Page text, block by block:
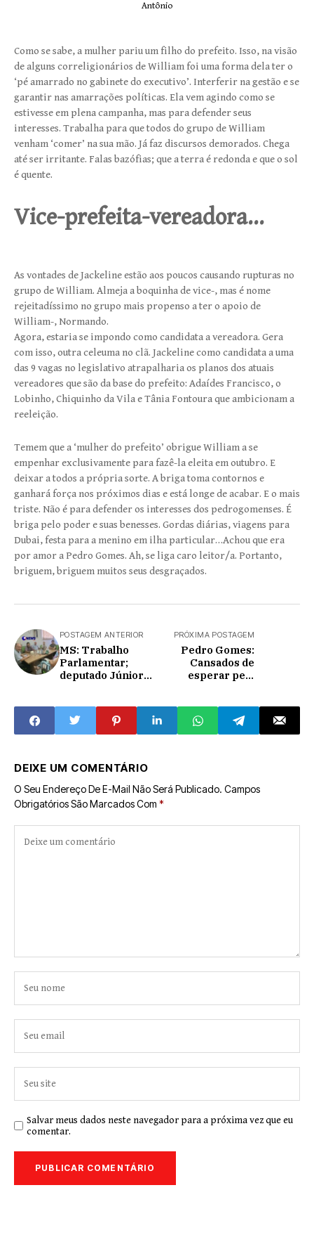
Antônio
Como se sabe, a mulher pariu um filho do prefeito. Isso, na visão
de alguns correligionários de William foi uma forma dela ter o
‘pé amarrado no gabinete do executivo’. Interferir na gestão e se
garantir nas amarrações políticas. Ela vem agindo como se
estivesse em plena campanha, mas para defender seus
interesses. Trabalha para que todos do grupo de William
venham ‘comer’ na sua mão. Já faz discursos demorados. Chega
até ser irritante. Falas bazófias; que a terra é redonda e que o sol
é quente.
Vice-prefeita-vereadora…
As vontades de Jackeline estão aos poucos causando rupturas no
grupo de William. Almeja a boquinha de vice-, mas é nome
rejeitadíssimo no grupo mais propenso a ter o apoio de
William-, Normando.
Agora, estaria se impondo como candidata a vereadora. Gera
com isso, outra celeuma no clã. Jackeline como candidata a uma
das 9 vagas no legislativo atrapalharia os planos dos atuais
vereadores que são da base do prefeito: Adaídes Francisco, o
Lobinho, Chiquinho da Vila e Tânia Fontoura que ambicionam a
reeleição.
Temem que a ‘mulher do prefeito’ obrigue William a se
empenhar exclusivamente para fazê-la eleita em outubro. E
deixar a todos a própria sorte. A briga toma contornos e
ganhará força nos próximos dias e está longe de acabar. E o mais
triste. Não é para defender os interesses dos pedrogomenses. É
briga pelo poder e suas benesses. Gordas diárias, viagens para
Dubai, festa para a menino em ilha particular…Achou que era
por amor a Pedro Gomes. Ah, se liga caro leitor/a. Portanto,
briguem, briguem muitos seus desgraçados.
POSTAGEM ANTERIOR
MS: Trabalho
Parlamentar;
deputado Júnior
beneficiam
Amambai, Coxim e
Costa Rica
PRÓXIMA POSTAGEM
Pedro Gomes:
Cansados de
esperar pela
unem concertam
estrada para evitar
atoleiro
DEIXE UM COMENTÁRIO
O Seu Endereço De E-Mail Não Será Publicado. Campos
Obrigatórios São Marcados Com *
Salvar meus dados neste navegador para a próxima vez que eu
comentar.